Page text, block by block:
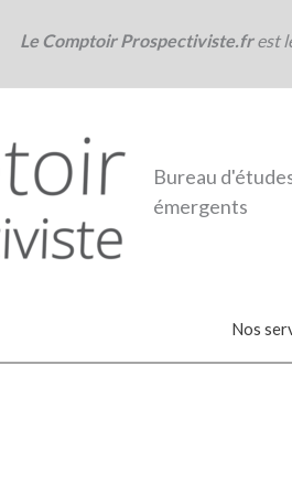
Le Comptoir Prospectiviste.frest
Bureau
émergents
Nos